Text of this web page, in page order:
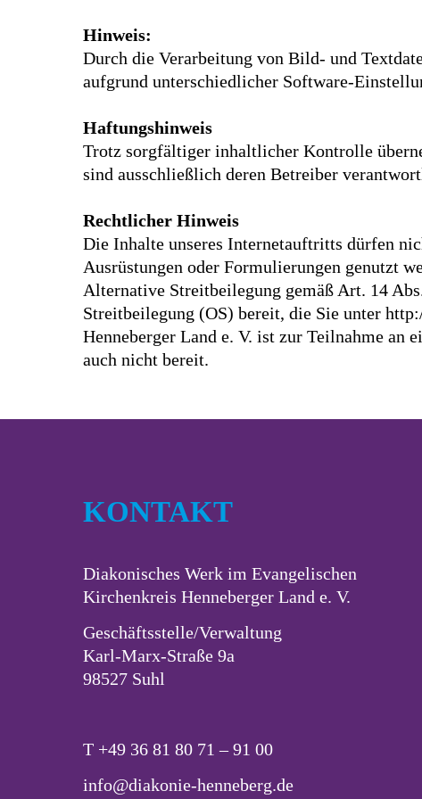
Hinweis:
Durch die Verarbeitung von Bild- und
aufgrund unterschiedlicher Software-
Haftungshinweis
Trotz sorgfältiger inhaltlicher Kontrolle
sind ausschließlich deren Betreiber
Rechtlicher Hinweis
Die Inhalte unseres Internetauftritts dürfen
Ausrüstungen oder Formulierungen genutzt
Alternative Streitbeilegung gemäß Art. 14
Streitbeilegung (OS) bereit, die Sie unter
Henneberger Land e. V. ist zur Teilnahme
auch nicht bereit.
KONTAKT
Diakonisches Werk im Evangelischen
Kirchenkreis Henneberger Land e. V.
Geschäftsstelle/Verwaltung
Karl-Marx-Straße 9a
98527 Suhl
T +49 36 81 80 71 – 91 00
info@diakonie-henneberg.de